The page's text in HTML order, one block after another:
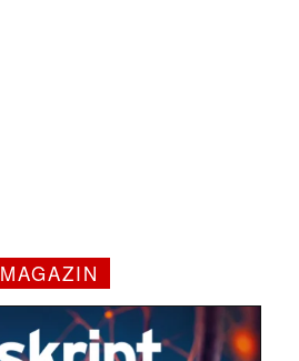
MAGAZIN